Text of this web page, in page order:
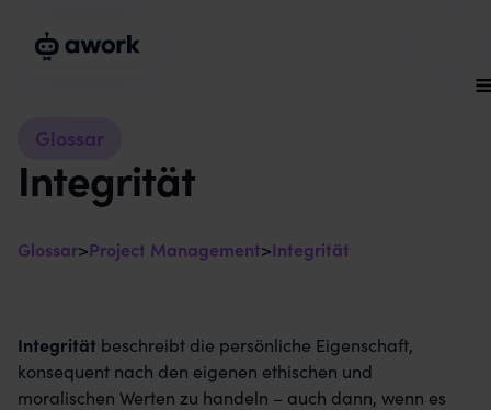
Glossar
Integrität
Glossar>Project Management>Integrität
Integrität beschreibt die persönliche Eigenschaft,
konsequent nach den eigenen ethischen und
moralischen Werten zu handeln – auch dann, wenn es